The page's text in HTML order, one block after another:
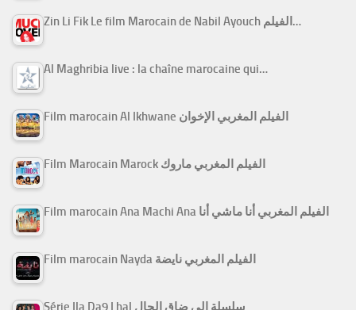
Zin Li Fik Le film Marocain de Nabil Ayouch الفيلم…
Al Maghribia live : la chaîne marocaine qui…
Film marocain Al Ikhwane الفيلم المغربي الإخوان
Film Marocain Marock الفيلم المغربي ماروك
Film marocain Ana Machi Ana الفيلم المغربي أنا ماشي أنا
Film marocain Nayda الفيلم المغربي نايضة
Série Ila Da9 Lhal سلسلة إلى ضاق الحال